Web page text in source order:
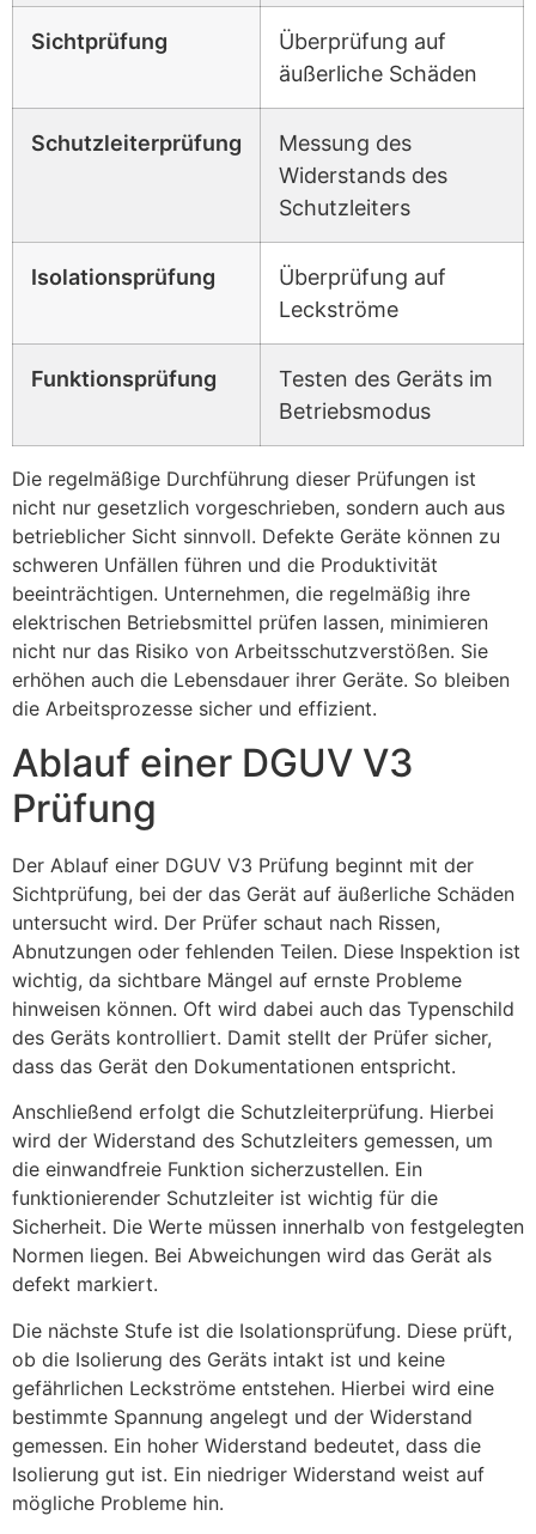
Sichtprüfung
Überprüfung auf
äußerliche Schäden
Schutzleiterprüfung
Messung des
Widerstands des
Schutzleiters
Isolationsprüfung
Überprüfung auf
Leckströme
Funktionsprüfung
Testen des Geräts im
Betriebsmodus
Die regelmäßige Durchführung dieser Prüfungen ist
nicht nur gesetzlich vorgeschrieben, sondern auch aus
betrieblicher Sicht sinnvoll. Defekte Geräte können zu
schweren Unfällen führen und die Produktivität
beeinträchtigen. Unternehmen, die regelmäßig ihre
elektrischen Betriebsmittel prüfen lassen, minimieren
nicht nur das Risiko von Arbeitsschutzverstößen. Sie
erhöhen auch die Lebensdauer ihrer Geräte. So bleiben
die Arbeitsprozesse sicher und effizient.
Ablauf einer DGUV V3
Prüfung
Der Ablauf einer DGUV V3 Prüfung beginnt mit der
Sichtprüfung, bei der das Gerät auf äußerliche Schäden
untersucht wird. Der Prüfer schaut nach Rissen,
Abnutzungen oder fehlenden Teilen. Diese Inspektion ist
wichtig, da sichtbare Mängel auf ernste Probleme
hinweisen können. Oft wird dabei auch das Typenschild
des Geräts kontrolliert. Damit stellt der Prüfer sicher,
dass das Gerät den Dokumentationen entspricht.
Anschließend erfolgt die Schutzleiterprüfung. Hierbei
wird der Widerstand des Schutzleiters gemessen, um
die einwandfreie Funktion sicherzustellen. Ein
funktionierender Schutzleiter ist wichtig für die
Sicherheit. Die Werte müssen innerhalb von festgelegten
Normen liegen. Bei Abweichungen wird das Gerät als
defekt markiert.
Die nächste Stufe ist die Isolationsprüfung. Diese prüft,
ob die Isolierung des Geräts intakt ist und keine
gefährlichen Leckströme entstehen. Hierbei wird eine
bestimmte Spannung angelegt und der Widerstand
gemessen. Ein hoher Widerstand bedeutet, dass die
Isolierung gut ist. Ein niedriger Widerstand weist auf
mögliche Probleme hin.